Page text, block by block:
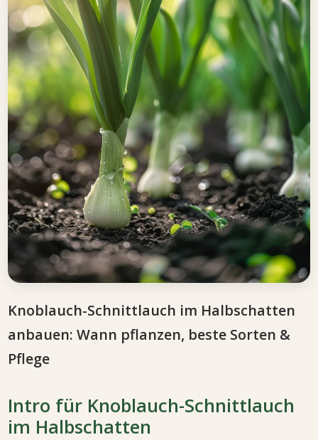
Knoblauch-Schnittlauch im Halbschatten
anbauen: Wann pflanzen, beste Sorten &
Pflege
Intro für Knoblauch-Schnittlauch
im Halbschatten